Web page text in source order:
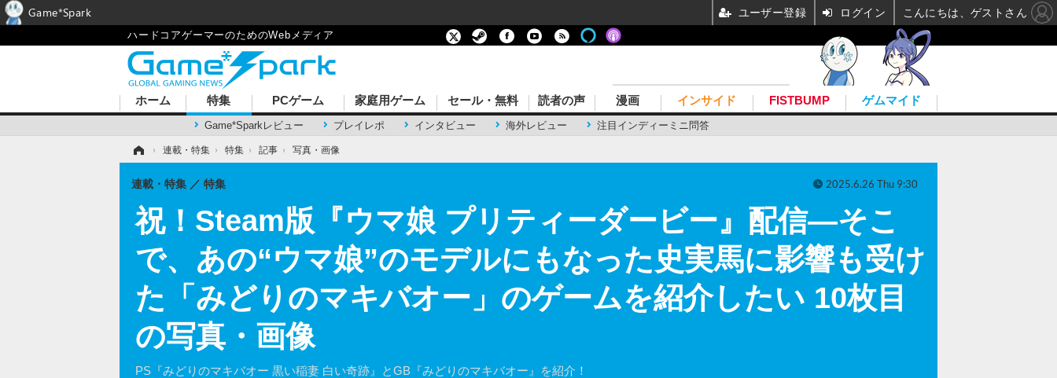
ハードコアゲーマーのためのWebメディア
ホーム 特集
Game*Sparkレビュー プレイレポ インタビュー 海外レビュー 注目インディーミニ問答
PCゲーム 家庭用ゲーム セール・無料 読者の声 漫画 インサイド FISTBUMP ゲムマイド
› 連載・特集 › 特集 › 記事 › 写真・画像
祝！Steam版『ウマ娘 プリティーダービー』配信―そこ
で、あの“ウマ娘”のモデルにもなった史実馬に影響も受け
た「みどりのマキバオー」のゲームを紹介したい 10枚目
の写真・画像
PS『みどりのマキバオー 黒い稲妻 白い奇跡』とGB『みどりのマキバオー』を紹介！
連載・特集 特集 2025.6.26 Thu 9:30
Game*Spark ユーザー登録 ログイン こんにちは、ゲストさん